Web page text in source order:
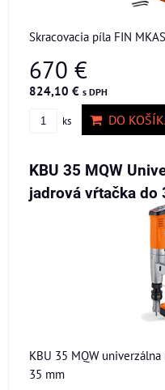
Skracovacia píla FIN
670 €
824,10 € s DPH
ks DO
KBU 35 MQW
jadrová vŕtačka do
KBU 35 MQW
35 mm